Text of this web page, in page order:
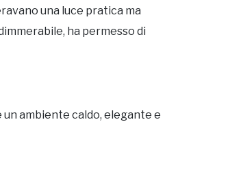
una luce pratica ma
ha permesso di
ambiente caldo, elegante e